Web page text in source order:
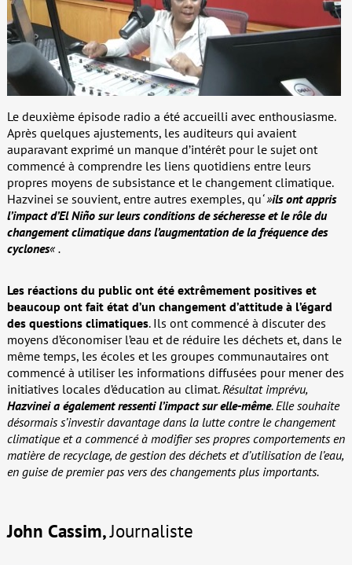
Le deuxième épisode radio a été accueilli avec enthousiasme.
Après quelques ajustements, les auditeurs qui avaient
auparavant exprimé un manque d’intérêt pour le sujet ont
commencé à comprendre les liens quotidiens entre leurs
propres moyens de subsistance et le changement climatique.
Hazvinei se souvient, entre autres exemples, qu‘ »ils ont appris
l’impact d’El Niño sur leurs conditions de sécheresse et le rôle du
changement climatique dans l’augmentation de la fréquence des
cyclones« .
Les réactions du public ont été extrêmement positives et
beaucoup ont fait état d’un changement d’attitude à l’égard
des questions climatiques. Ils ont commencé à discuter des
moyens d’économiser l’eau et de réduire les déchets et, dans le
même temps, les écoles et les groupes communautaires ont
commencé à utiliser les informations diffusées pour mener des
initiatives locales d’éducation au climat.Résultat imprévu,
Hazvinei a également ressenti l’impact sur elle-même. Elle souhaite
désormais s’investir davantage dans la lutte contre le changement
climatique et a commencé à modifier ses propres comportements en
matière de recyclage, de gestion des déchets et d’utilisation de l’eau,
en guise de premier pas vers des changements plus importants.
John Cassim,Journaliste